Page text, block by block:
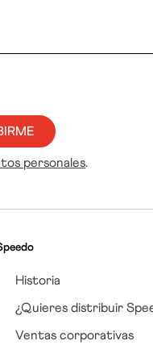
personales.
Historia
¿Quieres distribuir
Ventas corporativas